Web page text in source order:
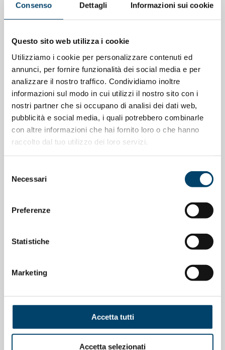
Consenso Dettagli Informazioni sui cookie
Questo sito web utilizza i cookie
Utilizziamo i cookie per personalizzare contenuti ed
annunci, per fornire funzionalità dei social media e per
analizzare il nostro traffico. Condividiamo inoltre
informazioni sul modo in cui utilizzi il nostro sito con i
nostri partner che si occupano di analisi dei dati web,
pubblicità e social media, i quali potrebbero combinarle
con altre informazioni che hai fornito loro o che hanno
raccolto dal tuo utilizzo dei loro servizi.
delNecessari
Preferenze
Statistiche
Marketing
Accetta tutti
Accetta selezionati
ONDA PER LE DONNE
Depressione Post Partum: intervista al
Prof. Claudio Mencacci
23 Apr 2026
ONDA PER IL SISTEMA SANITARIO ONDA PER LE DONNE